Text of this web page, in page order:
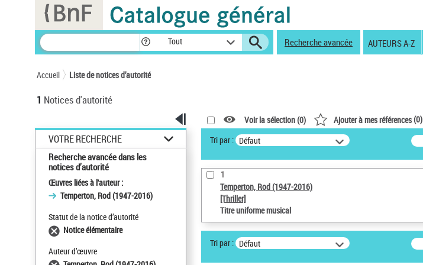
Tout Recherche avancée AUTEURS A-Z
Accueil Liste de notices d’autorité
1 Notices d'autorité
VOTRE RECHERCHE
Recherche avancée dans les
notices d’autorité
Œuvres liées à l'auteur :
Temperton, Rod (1947-2016)
Statut de la notice d’autorité
Notice élémentaire
Auteur d’œuvre
Voir la sélection (0) Ajouter à mes références(0)
Tri par : Défaut
1
Temperton, Rod (1947-2016)
[Thriller]
Titre uniforme musical
Tri par : Défaut
Panneau de gestion des cookies